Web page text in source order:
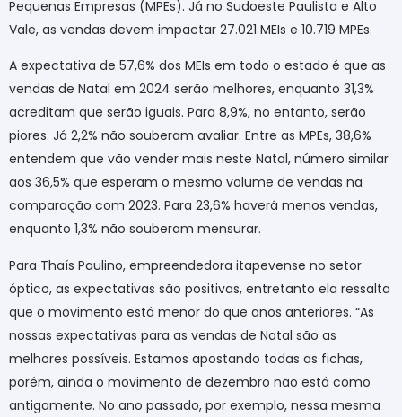
Pequenas Empresas (MPEs). Já no Sudoeste Paulista e Alto
Vale, as vendas devem impactar 27.021 MEIs e 10.719 MPEs.
A expectativa de 57,6% dos MEIs em todo o estado é que as
vendas de Natal em 2024 serão melhores, enquanto 31,3%
acreditam que serão iguais. Para 8,9%, no entanto, serão
piores. Já 2,2% não souberam avaliar. Entre as MPEs, 38,6%
entendem que vão vender mais neste Natal, número similar
aos 36,5% que esperam o mesmo volume de vendas na
comparação com 2023. Para 23,6% haverá menos vendas,
enquanto 1,3% não souberam mensurar.
Para Thaís Paulino, empreendedora itapevense no setor
óptico, as expectativas são positivas, entretanto ela ressalta
que o movimento está menor do que anos anteriores. “As
nossas expectativas para as vendas de Natal são as
melhores possíveis. Estamos apostando todas as fichas,
porém, ainda o movimento de dezembro não está como
antigamente. No ano passado, por exemplo, nessa mesma